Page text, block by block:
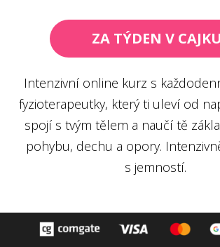
ZA TÝDEN V CAJKU
Intenzivní online kurz s
fyzioterapeutky, který ti uleví od
spojí s tvým tělem a naučí tě
pohybu, dechu a opory.
s jemností.